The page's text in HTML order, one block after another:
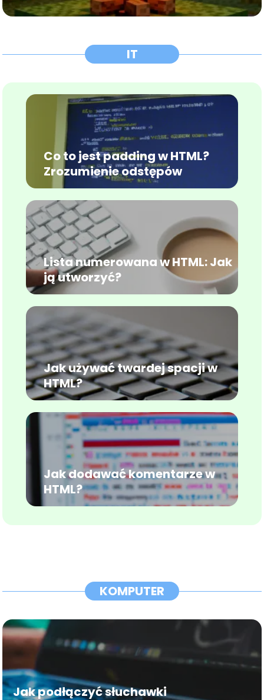
IT
Co to jest padding w HTML?
Zrozumienie odstępów
Lista numerowana w HTML: Jak
ją utworzyć?
Jak używać twardej spacji w
HTML?
Jak dodawać komentarze w
HTML?
KOMPUTER
Jak podłączyć słuchawki